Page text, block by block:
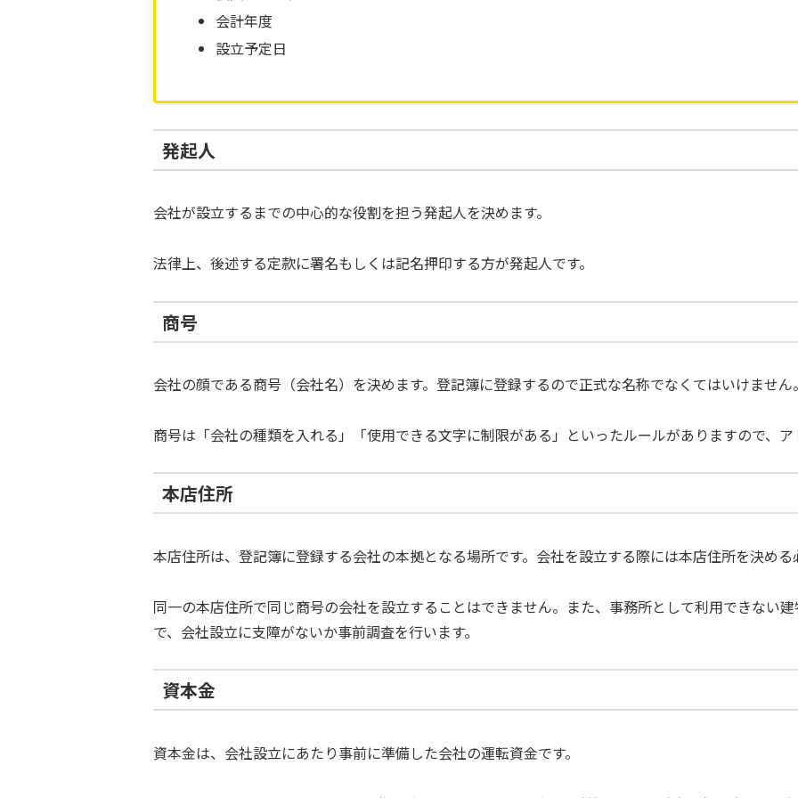
会計年度
設立予定日
発起人
会社が設立するまでの中心的な役割を担う発起人を決めます。
法律上、後述する定款に署名もしくは記名押印する方が発起人です。
商号
会社の顔である商号（会社名）を決めます。登記簿に登録するので正式な名称でなくてはいけません
商号は「会社の種類を入れる」「使用できる文字に制限がある」といったルールがありますので、
本店住所
本店住所は、登記簿に登録する会社の本拠となる場所です。会社を設立する際には本店住所を決める
同一の本店住所で同じ商号の会社を設立することはできません。また、事務所として利用できない
で、会社設立に支障がないか事前調査を行います。
資本金
資本金は、会社設立にあたり事前に準備した会社の運転資金です。